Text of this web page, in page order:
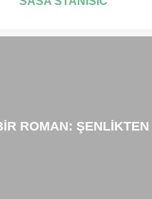
ROMAN: ŞENLIKTEN